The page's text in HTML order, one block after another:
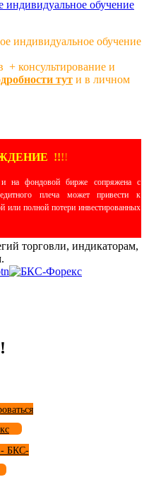
индивидуальное обучение
+ консультирование и
тут и в личном
!!!!
на фондовой бирже сопряжена с
плеча может привести к
или полной потери инвестированных
торговли, индикаторам,
- БКС-